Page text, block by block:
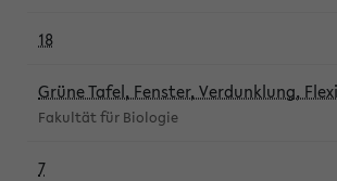
18
Grüne Tafel, Fenster, Verdunklung,
Fakultät für Biologie
7